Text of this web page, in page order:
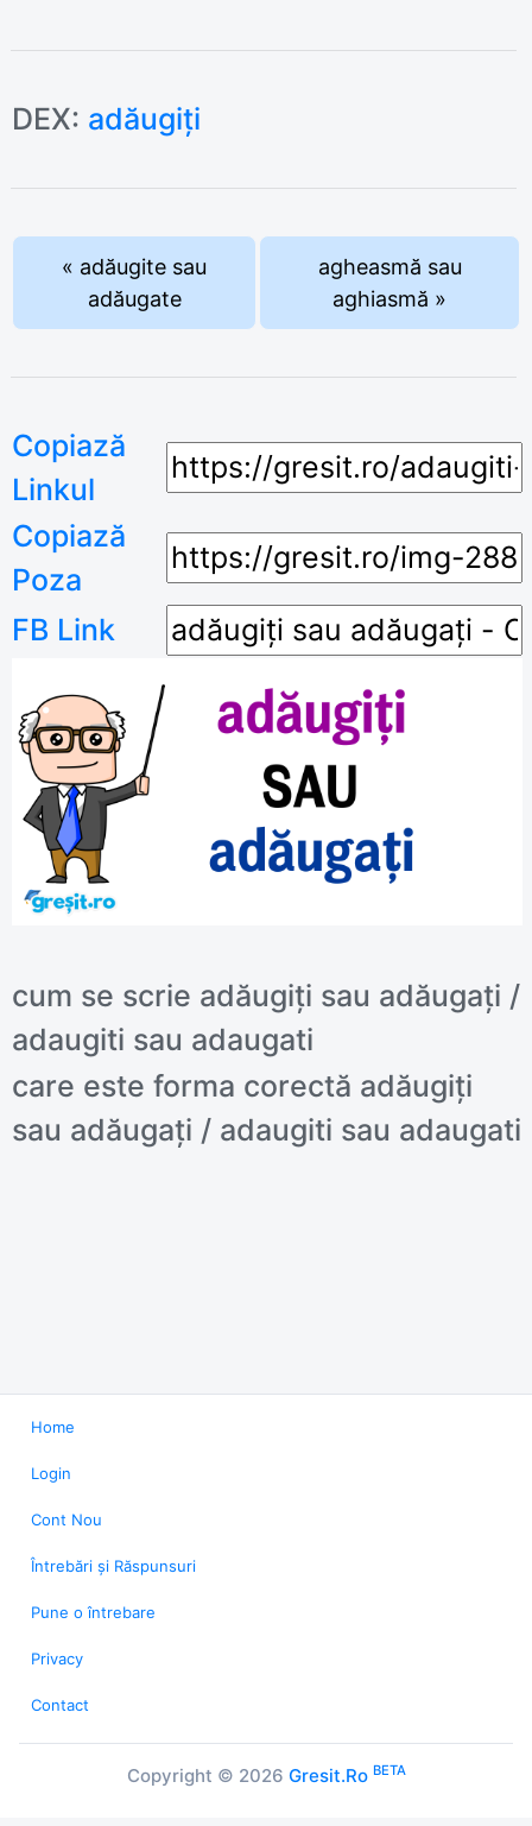
DEX: adăugiți
« adăugite sau
adăugate
agheasmă sau
aghiasmă »
Copiază
Linkul
Copiază
Poza
FB Link
cum se scrie adăugiți sau adăugați /
adaugiti sau adaugati
care este forma corectă adăugiți
sau adăugați / adaugiti sau adaugati
Home
Login
Cont Nou
Întrebări și Răspunsuri
Pune o întrebare
Privacy
Contact
Copyright © 2026 Gresit.Ro BETA